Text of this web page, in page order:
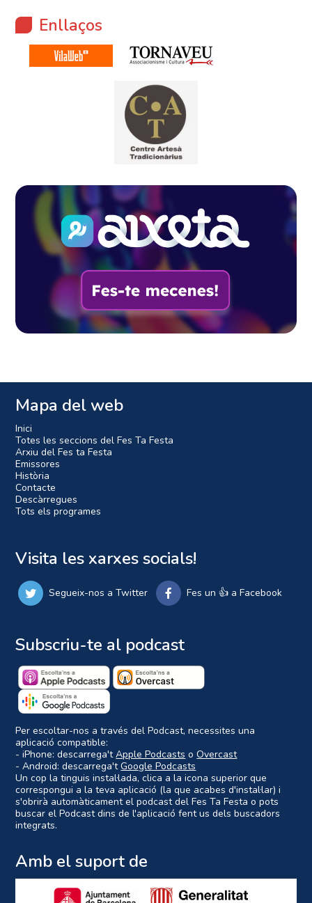
Enllaços
Mapa del web
Inici
Totes les seccions del Fes Ta Festa
Arxiu del Fes ta Festa
Emissores
Història
Contacte
Descàrregues
Tots els programes
Visita les xarxes socials!
Segueix-nos a Twitter Fes un 👍 a Facebook
Subscriu-te al podcast
Per escoltar-nos a través del Podcast, necessites una
aplicació compatible:
- iPhone: descarrega'tApple Podcasts oOvercast
- Android: descarrega'tGoogle Podcasts
Un cop la tinguis instal·lada, clica a la icona superior que
correspongui a la teva aplicació (la que acabes d'instal·lar) i
s'obrirà automàticament el podcast del Fes Ta Festa o pots
buscar el Podcast dins de l'aplicació fent us dels buscadors
integrats.
Amb el suport de